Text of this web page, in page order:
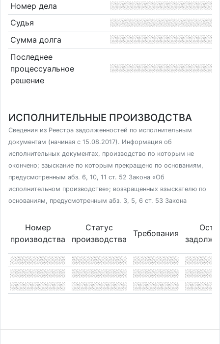
Номер дела
Судья
Сумма долга
Последнее
процессуальное
решение
ИСПОЛНИТЕЛЬНЫЕ ПРОИЗВОДСТВА
Сведения из Реестра задолженностей по исполнительным
документам (начиная с 15.08.2017). Информация об
исполнительных документах, производство по которым не
окончено; взыскание по которым прекращено по основаниям,
предусмотренным абз. 6, 10, 11 ст. 52 Закона «Об
исполнительном производстве»; возвращенных взыскателю по
основаниям, предусмотренным абз. 3, 5, 6 ст. 53 Закона
Номер
производства
Статус
производства
Требования